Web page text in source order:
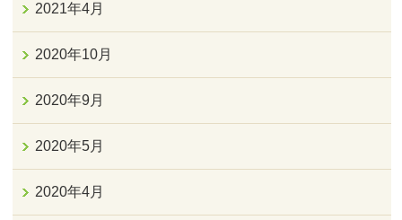
2021年4月
2020年10月
2020年9月
2020年5月
2020年4月